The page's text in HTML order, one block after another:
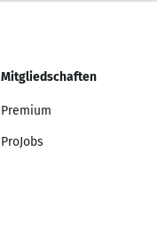
Mitgliedschaften
Premium
ProJobs